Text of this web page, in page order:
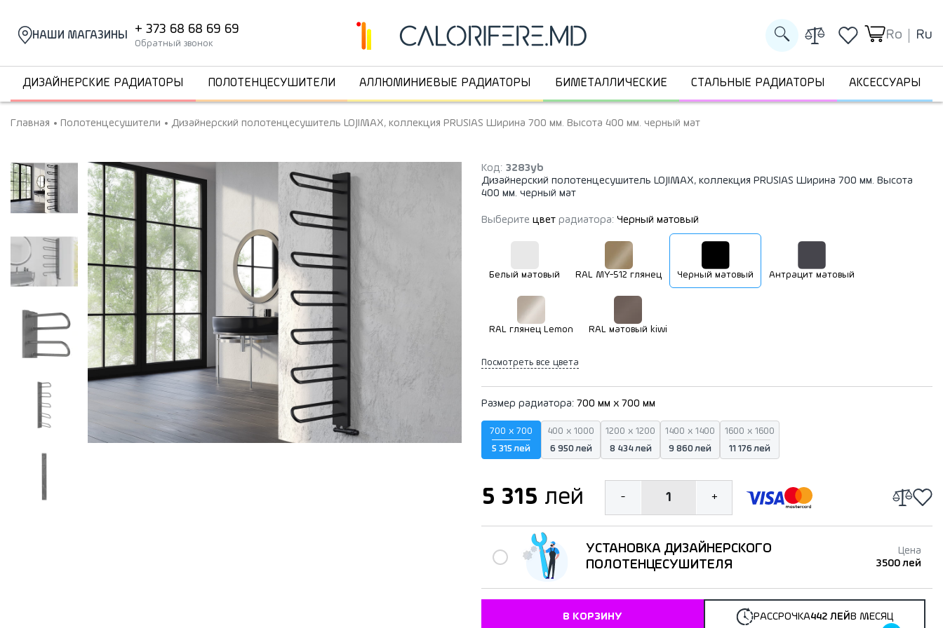
НАШИ МАГАЗИНЫ + 373 68 68 69 69
Обратный звонок
Ro Ru
ДИЗАЙНЕРСКИЕ РАДИАТОРЫ ПОЛОТЕНЦЕСУШИТЕЛИ АЛЛЮМИНИЕВЫЕ РАДИАТОРЫ БИМЕТАЛЛИЧЕСКИЕ СТАЛЬНЫЕ РАДИАТОРЫ АКСЕССУАРЫ
Главная Полотенцесушители Дизайнерский полотенцесушитель LOJIMAX, коллекция PRUSIAS Ширина 700 мм. Высота 400 мм. черный мат
Код: 3283yb
Дизайнерский полотенцесушитель LOJIMAX, коллекция PRUSIAS Ширина 700 мм. Высота
400 мм. черный мат
Выберите цвет радиатора: Черный матовый
Белый матовый RAL MY-512 глянец Черный матовый Антрацит матовый
RAL глянец Lemon RAL матовый kiwi
Посмотреть все цвета
Размер радиатора: 700 мм x 700 мм
700 x 700
5 315 лей
400 x 1000
6 950 лей
1200 x 1200
8 434 лей
1400 x 1400
9 860 лей
1600 x 1600
11 176 лей
5 315 лей - 1 +
УСТАНОВКА ДИЗАЙНЕРСКОГО
ПОЛОТЕНЦЕСУШИТЕЛЯ
Цена
3500 лей
В КОРЗИНУ РАССРОЧКА442 ЛЕЙВ МЕСЯЦ